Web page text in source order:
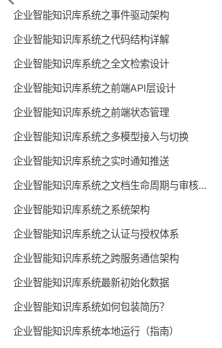
企业智能知识库系统之事件驱动架构
企业智能知识库系统之代码结构详解
企业智能知识库系统之全文检索设计
企业智能知识库系统之前端API层设计
企业智能知识库系统之前端状态管理
企业智能知识库系统之多模型接入与切换
企业智能知识库系统之实时通知推送
企业智能知识库系统之文档生命周期与审核闭环
企业智能知识库系统之系统架构
企业智能知识库系统之认证与授权体系
企业智能知识库系统之跨服务通信架构
企业智能知识库系统最新初始化数据
企业智能知识库系统如何包装简历？
企业智能知识库系统本地运行（指南）